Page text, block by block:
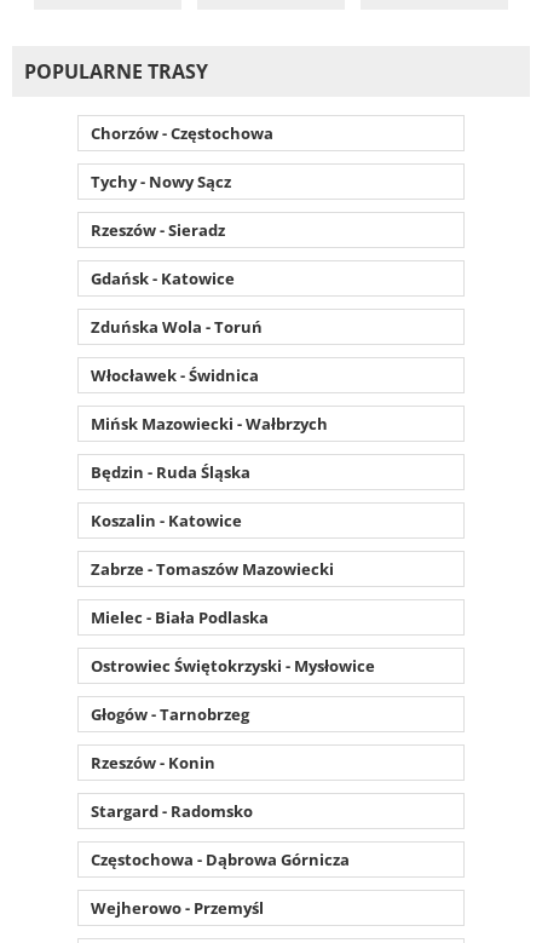
POPULARNE TRASY
Chorzów - Częstochowa
Tychy - Nowy Sącz
Rzeszów - Sieradz
Gdańsk - Katowice
Zduńska Wola - Toruń
Włocławek - Świdnica
Mińsk Mazowiecki - Wałbrzych
Będzin - Ruda Śląska
Koszalin - Katowice
Zabrze - Tomaszów Mazowiecki
Mielec - Biała Podlaska
Ostrowiec Świętokrzyski - Mysłowice
Głogów - Tarnobrzeg
Rzeszów - Konin
Stargard - Radomsko
Częstochowa - Dąbrowa Górnicza
Wejherowo - Przemyśl